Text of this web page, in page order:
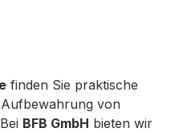
finden Sie praktische
von
BFB GmbH bieten wir